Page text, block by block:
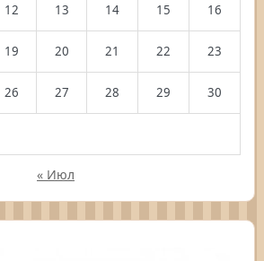
12 13 14 15 16
19 20 21 22 23
26 27 28 29 30
« Июл